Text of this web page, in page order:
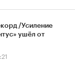
/Усиление
ушёл от